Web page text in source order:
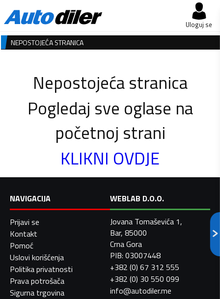
Uloguj se
NEPOSTOJEĆA STRANICA
Nepostojeća stranica
Pogledaj sve oglase na
početnoj strani
KLIKNI OVDJE
NAVIGACIJA
Prijavi se
Kontakt
Pomoć
Uslovi korišćenja
Politika privatnosti
Prava potrošača
Sigurna trgovina
WEBLAB D.O.O.
Jovana Tomaševića 1,
Bar, 85000
Crna Gora
PIB: 03007448
+382 (0) 67 312 555
+382 (0) 30 550 099
info@autodiler.me